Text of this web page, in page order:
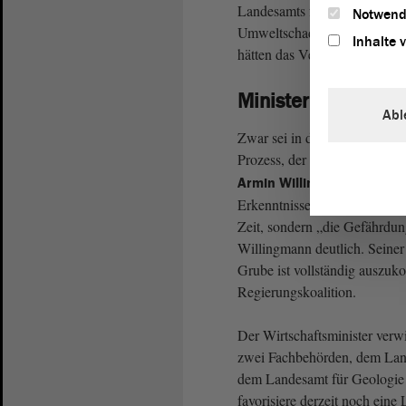
Landesamts für Geologie
Umweltschaden gebe es
hätten das Vertrauen in die
Minister: Dissens
Zwar sei in den letzten drei
Prozess, der insgesamt zu
Armin Willingmann (SPD)
Erkenntnisse, auf deren
Zeit, sondern „die
Willingmann deutlich.
Grube ist vollständig
Regierungskoalition.
Der Wirtschaftsminister
zwei Fachbehörden, dem
dem Landesamt für
favorisiere derzeit noch eine
Inhalte